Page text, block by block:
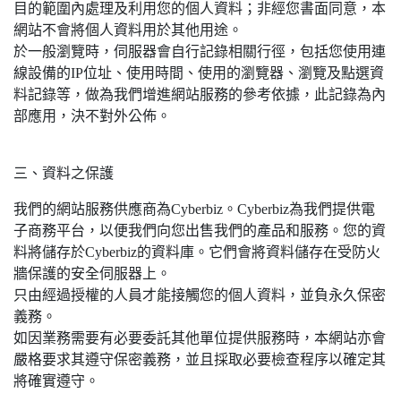
目的範圍內處理及利用您的個人資料；非經您書面同意，本
網站不會將個人資料用於其他用途。
於一般瀏覽時，伺服器會自行記錄相關行徑，包括您使用連
線設備的IP位址、使用時間、使用的瀏覽器、瀏覽及點選資
料記錄等，做為我們增進網站服務的參考依據，此記錄為內
部應用，決不對外公佈。
三、資料之保護
我們的網站服務供應商為Cyberbiz。Cyberbiz為我們提供電
子商務平台，以便我們向您出售我們的產品和服務。您的資
料將儲存於Cyberbiz的資料庫。它們會將資料儲存在受防火
牆保護的安全伺服器上。
只由經過授權的人員才能接觸您的個人資料，並負永久保密
義務。
如因業務需要有必要委託其他單位提供服務時，本網站亦會
嚴格要求其遵守保密義務，並且採取必要檢查程序以確定其
將確實遵守。